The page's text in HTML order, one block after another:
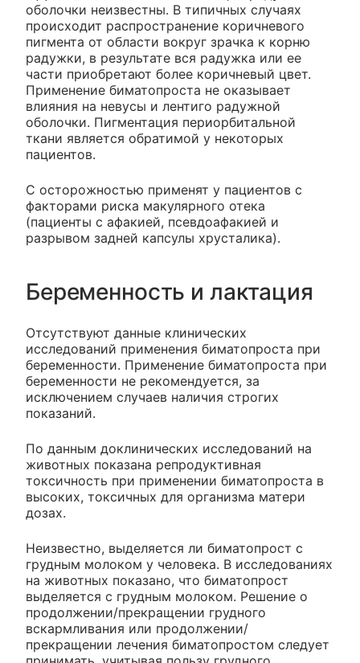
оболочки неизвестны. В типичных случаях
происходит распространение коричневого
пигмента от области вокруг зрачка к корню
радужки, в результате вся радужка или ее
части приобретают более коричневый цвет.
Применение биматопроста не оказывает
влияния на невусы и лентиго радужной
оболочки. Пигментация периорбитальной
ткани является обратимой у некоторых
пациентов.
С осторожностью применят у пациентов с
факторами риска макулярного отека
(пациенты с афакией, псевдоафакией и
разрывом задней капсулы хрусталика).
Беременность и лактация
Отсутствуют данные клинических
исследований применения биматопроста при
беременности. Применение биматопроста при
беременности не рекомендуется, за
исключением случаев наличия строгих
показаний.
По данным доклинических исследований на
животных показана репродуктивная
токсичность при применении биматопроста в
высоких, токсичных для организма матери
дозах.
Неизвестно, выделяется ли биматопрост с
грудным молоком у человека. В исследованиях
на животных показано, что биматопрост
выделяется с грудным молоком. Решение о
продолжении/прекращении грудного
вскармливания или продолжении/
прекращении лечения биматопростом следует